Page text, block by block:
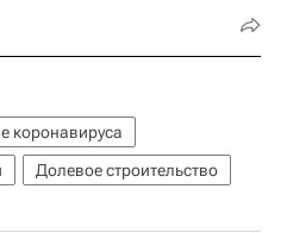
коронавируса
Долевое строительство